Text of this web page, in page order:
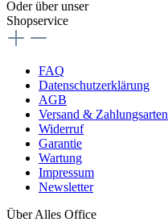
Oder über unser
Shopservice
FAQ
Datenschutzerklärung
AGB
Versand & Zahlungsarten
Widerruf
Garantie
Wartung
Impressum
Newsletter
Über Alles Office